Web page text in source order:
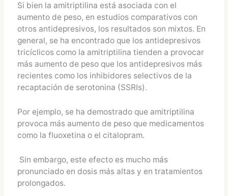
Si bien la amitriptilina está asociada con el
aumento de peso, en estudios comparativos con
otros antidepresivos, los resultados son mixtos. En
general, se ha encontrado que los antidepresivos
tricíclicos como la amitriptilina tienden a provocar
más aumento de peso que los antidepresivos más
recientes como los inhibidores selectivos de la
recaptación de serotonina (SSRIs)​.
Por ejemplo, se ha demostrado que amitriptilina
provoca más aumento de peso que medicamentos
como la fluoxetina o el citalopram​.
Sin embargo, este efecto es mucho más
pronunciado en dosis más altas y en tratamientos
prolongados.